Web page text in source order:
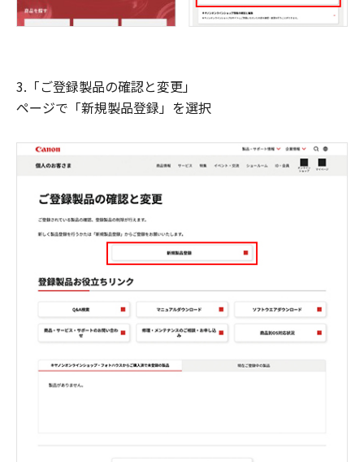
3.「ご登録製品の確認と変更」
ページで「新規製品登録」を選択